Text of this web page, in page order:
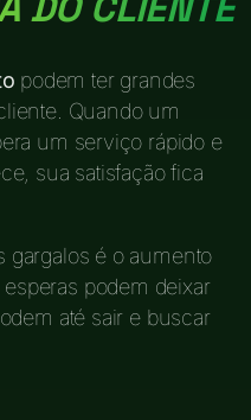
podem ter grandes
Quando um
um serviço rápido e
sua satisfação fica
gargalos é o aumento
podem deixar
até sair e buscar